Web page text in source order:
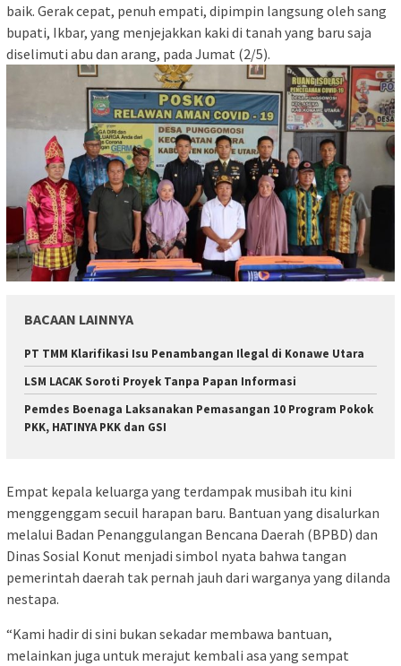
baik. Gerak cepat, penuh empati, dipimpin langsung oleh sang
bupati, Ikbar, yang menjejakkan kaki di tanah yang baru saja
diselimuti abu dan arang, pada Jumat (2/5).
BACAAN LAINNYA
PT TMM Klarifikasi Isu Penambangan Ilegal di Konawe Utara
LSM LACAK Soroti Proyek Tanpa Papan Informasi
Pemdes Boenaga Laksanakan Pemasangan 10 Program Pokok
PKK, HATINYA PKK dan GSI
Empat kepala keluarga yang terdampak musibah itu kini
menggenggam secuil harapan baru. Bantuan yang disalurkan
melalui Badan Penanggulangan Bencana Daerah (BPBD) dan
Dinas Sosial Konut menjadi simbol nyata bahwa tangan
pemerintah daerah tak pernah jauh dari warganya yang dilanda
nestapa.
“Kami hadir di sini bukan sekadar membawa bantuan,
melainkan juga untuk merajut kembali asa yang sempat